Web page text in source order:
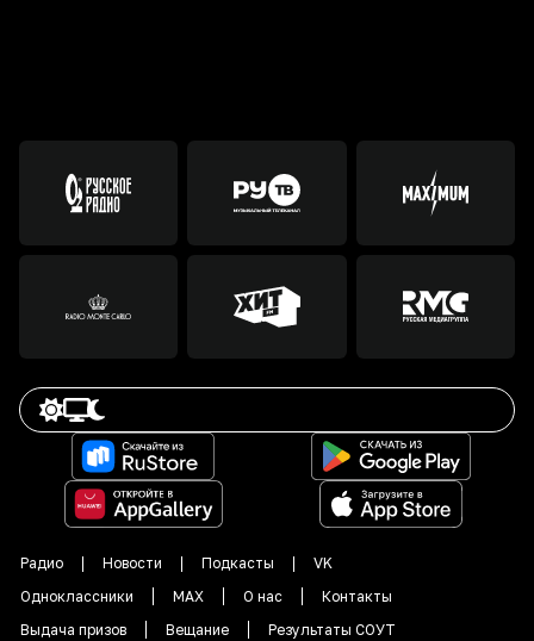
Радио Новости Подкасты
VK
Одноклассники
MAX О нас
Контакты
Выдача призов
Вещание Результаты СОУТ